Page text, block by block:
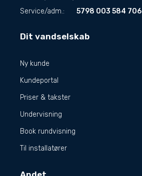
Service/adm.:
5798 003 584 706
Dit vandselskab
Ny kunde
Kundeportal
Priser & takster
Undervisning
Book rundvisning
Til installatører